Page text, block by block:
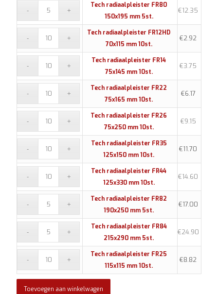
Tech radiaalpleister FR80
150x195 mm 5st.
€12.35
Tech radiaalpleister FR12HD
70x115 mm 10st.
€2.92
Tech radiaalpleister FR14
75x145 mm 10st.
€3.75
Tech radiaalpleister FR22
75x165 mm 10st.
€6.17
Tech radiaalpleister FR26
75x250 mm 10st.
€9.15
Tech radiaalpleister FR35
125x150 mm 10st.
€11.70
Tech radiaalpleister FR44
125x330 mm 10st.
€14.60
Tech radiaalpleister FR82
190x250 mm 5st.
€17.00
Tech radiaalpleister FR84
215x290 mm 5st.
€24.90
Tech radiaalpleister FR25
115x115 mm 10st.
€8.82
Toevoegen aan winkelwagen